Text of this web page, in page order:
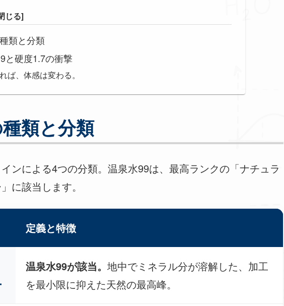
類と分類
と硬度1.7の衝撃
ば、体感は変わる。
類と分類
ンによる4つの分類。温泉水99は、最高ランクの「ナチュラ
に該当します。
定義と特徴
温泉水99が該当。 地中でミネラル分が溶解した、加工
を最小限に抑えた天然の最高峰。